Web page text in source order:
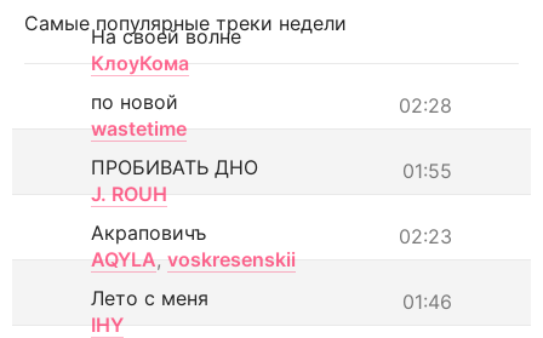
Самые популярные треки недели
На своей волне
КлоуКома
02:28
по новой
wastetime
01:55
ПРОБИВАТЬ ДНО
J. ROUH
02:23
Акраповичъ
AQYLA, voskresenskii
01:46
Лето с меня
IHY